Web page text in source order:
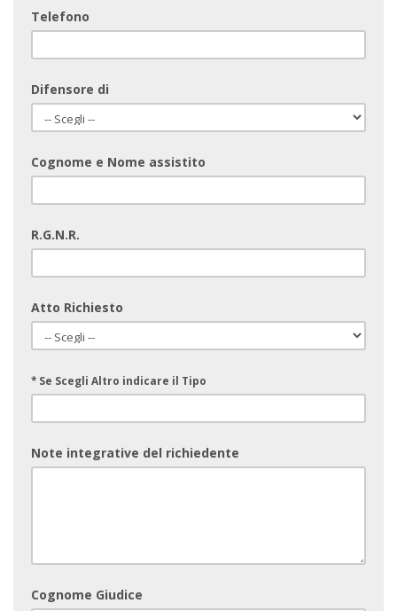
Telefono
Difensore di
Cognome e Nome assistito
R.G.N.R.
Atto Richiesto
* Se Scegli Altro indicare il Tipo
Note integrative del richiedente
Cognome Giudice